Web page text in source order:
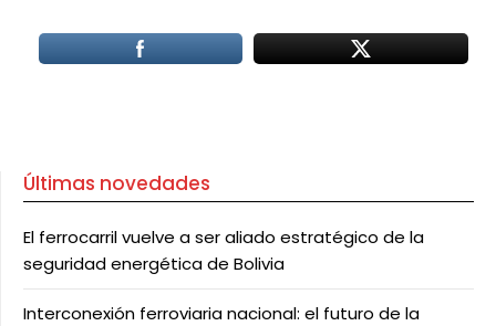
Últimas novedades
El ferrocarril vuelve a ser aliado estratégico de la
seguridad energética de Bolivia
Interconexión ferroviaria nacional: el futuro de la